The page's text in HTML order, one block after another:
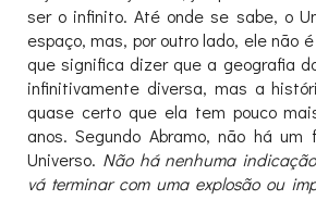
ser o infinito. Até onde se sabe, o
espaço, mas, por outro lado, ele não
que significa dizer que a geografia
infinitivamente diversa, mas a
quase certo que ela tem pouco
anos. Segundo Abramo, não há
Universo. Não há nenhuma
vá terminar com uma explosão ou